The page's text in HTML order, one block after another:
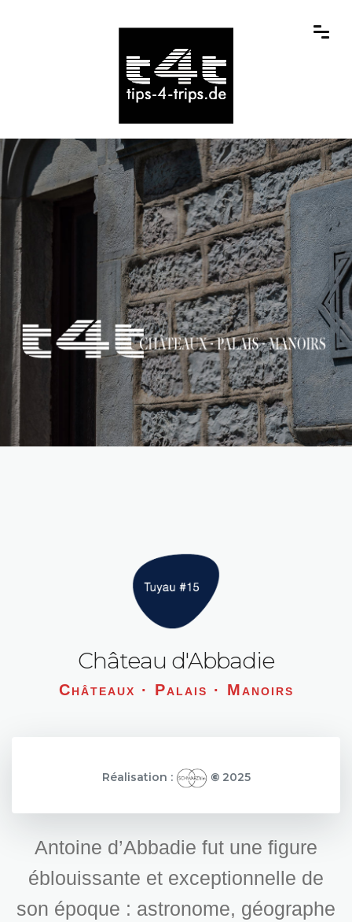
Château d'Abbadie
Châteaux · Palais · Manoirs
Réalisation : ©2025
Antoine d’Abbadie fut une figure
éblouissante et exceptionnelle de
son époque : astronome, géographe